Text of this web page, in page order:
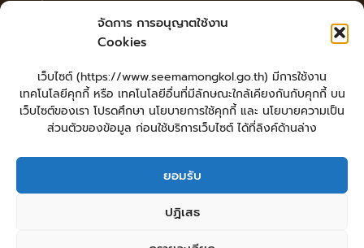
จัดการ การอนุญาตใช้งาน
Cookies
เว็บไซต์ (https://www.seemamongkol.go.th) มีการใช้งาน
เทคโนโลยีคุกกี้ หรือ เทคโนโลยีอื่นที่มีลักษณะใกล้เคียงกันกับคุกกี้ บน
เว็บไซต์ของเรา โปรดศึกษา นโยบายการใช้คุกกี้ และ นโยบายความเป็น
ส่วนตัวของข้อมูล ก่อนใช้บริการเว็บไซต์ ได้ที่ลิงค์ด้านล่าง
ยอมรับ
ปฏิเสธ
LopburiWebdesign.com
Login
เข้าสู่ระบบ
หน้าหลัก ยื่นคำร้องทั่วไป
ร้องเรียน-ร้องทุกข์ แสดงความคิดเห็น
ศูนย์ข้อมูลข่าวสารเทศบาลตำบลสีมามงคล